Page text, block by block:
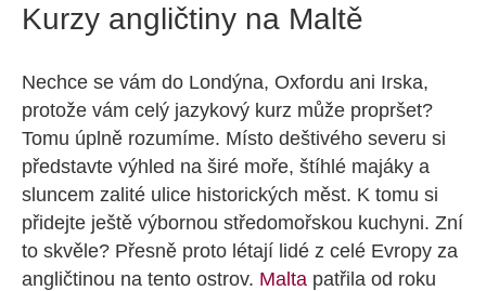
Kurzy angličtiny na Maltě
Nechce se vám do Londýna, Oxfordu ani Irska,
protože vám celý jazykový kurz může propršet?
Tomu úplně rozumíme. Místo deštivého severu si
představte výhled na širé moře, štíhlé majáky a
sluncem zalité ulice historických měst. K tomu si
přidejte ještě výbornou středomořskou kuchyni. Zní
to skvěle? Přesně proto létají lidé z celé Evropy za
angličtinou na tento ostrov. Malta patřila od roku